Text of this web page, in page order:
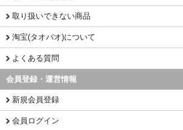
取り扱いできない商品
淘宝(タオバオ)について
よくある質問
会員登録・運営情報
新規会員登録
会員ログイン